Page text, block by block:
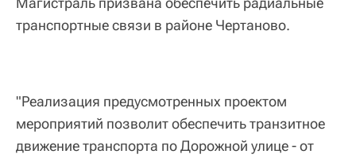
транспортные связи в районе Чертаново.
"Реализация предусмотренных проектом
мероприятий позволит обеспечить транзитное
движение транспорта по Дорожной улице - от